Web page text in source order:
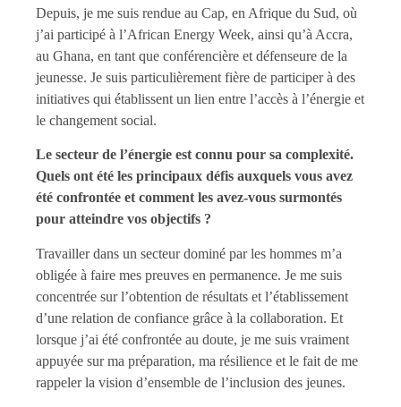
Depuis, je me suis rendue au Cap, en Afrique du Sud, où
j’ai participé à l’African Energy Week, ainsi qu’à Accra,
au Ghana, en tant que conférencière et défenseure de la
jeunesse. Je suis particulièrement fière de participer à des
initiatives qui établissent un lien entre l’accès à l’énergie et
le changement social.
Le secteur de l’énergie est connu pour sa complexité.
Quels ont été les principaux défis auxquels vous avez
été confrontée et comment les avez-vous surmontés
pour atteindre vos objectifs ?
Travailler dans un secteur dominé par les hommes m’a
obligée à faire mes preuves en permanence. Je me suis
concentrée sur l’obtention de résultats et l’établissement
d’une relation de confiance grâce à la collaboration. Et
lorsque j’ai été confrontée au doute, je me suis vraiment
appuyée sur ma préparation, ma résilience et le fait de me
rappeler la vision d’ensemble de l’inclusion des jeunes.